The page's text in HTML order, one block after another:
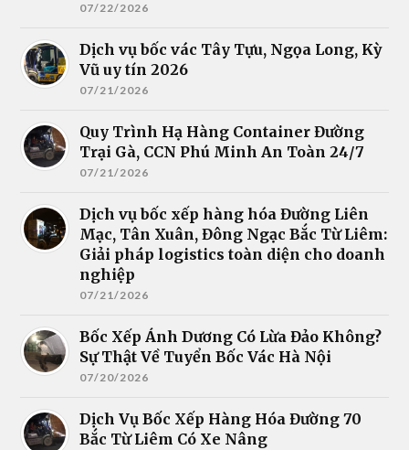
07/22/2026
Dịch vụ bốc vác Tây Tựu, Ngọa Long, Kỳ
Vũ uy tín 2026
07/21/2026
Quy Trình Hạ Hàng Container Đường
Trại Gà, CCN Phú Minh An Toàn 24/7
07/21/2026
Dịch vụ bốc xếp hàng hóa Đường Liên
Mạc, Tân Xuân, Đông Ngạc Bắc Từ Liêm:
Giải pháp logistics toàn diện cho doanh
nghiệp
07/21/2026
Bốc Xếp Ánh Dương Có Lừa Đảo Không?
Sự Thật Về Tuyển Bốc Vác Hà Nội
07/20/2026
Dịch Vụ Bốc Xếp Hàng Hóa Đường 70
Bắc Từ Liêm Có Xe Nâng